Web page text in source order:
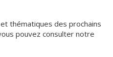
thématiques des prochains
pouvez consulter notre